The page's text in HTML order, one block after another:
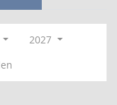
2027